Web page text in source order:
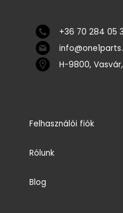
+36 70 284 05
H-9800,
Felhasználói fiók
Rólunk
Blog